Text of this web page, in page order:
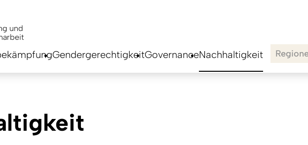
und
GendergerechtigkeitGovernanceNachhaltigkeit